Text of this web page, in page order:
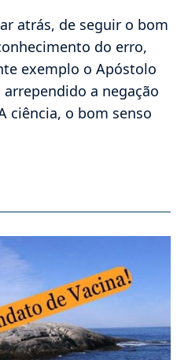
atrás, de seguir o bom
do erro,
exemplo o Apóstolo
a negação
ciência, o bom senso